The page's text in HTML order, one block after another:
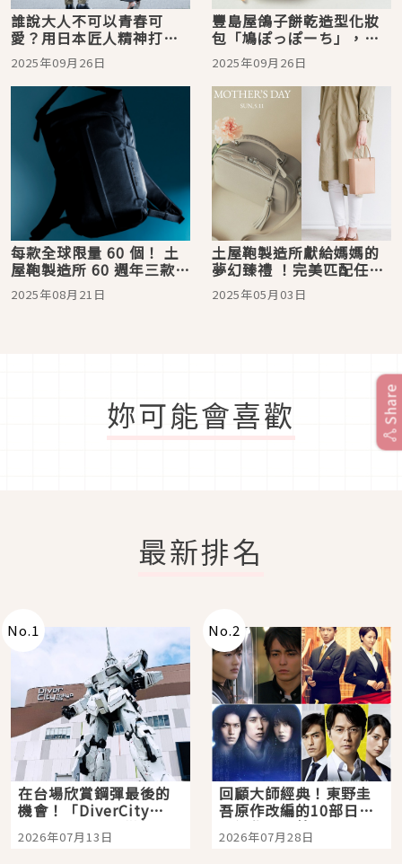
誰說大人不可以青春可
愛？用日本匠人精神打造
的HIDEO WAKAMATSU的
可愛書包，展現大人的專
屬個性吧！
2025年09月26日
豐島屋鴿子餅乾造型化妝
包「鳩ぽっぽーち」，鎌
倉本店限定販售，到鎌倉
來帶走可愛鴿子周邊吧！
2025年09月26日
每款全球限量 60 個！ 土
屋鞄製造所 60 週年三款紀
念商品 Solid 正式亮相
2025年08月21日
土屋鞄製造所獻給媽媽的
夢幻臻禮 ！完美匹配任何
形象的理想包款
2025年05月03日
妳可能會喜歡
最新排名
No.1
在台場欣賞鋼彈最後的
機會！「DiverCity
Tokyo Plaza」搭船、
購物、美食及夜景，一
2026年07月13日
No.2
回顧大師經典！東野圭
吾原作改編的10部日本
影視作品推薦
2026年07月28日
Share